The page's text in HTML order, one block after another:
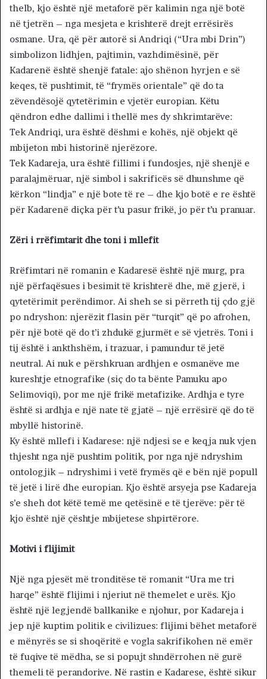
thelb, kjo është një metaforë për kalimin nga një botë
në tjetrën – nga mesjeta e krishterë drejt errësirës
osmane. Ura, që për autorë si Andriqi (“Ura mbi Drin”)
simbolizon lidhjen, pajtimin, vazhdimësinë, për
Kadarenë është shenjë fatale: ajo shënon hyrjen e së
keqes, të pushtimit, të “frymës orientale” që do ta
zëvendësojë qytetërimin e vjetër europian. Këtu
qëndron edhe dallimi i thellë mes dy shkrimtarëve:
Tek Andriqi, ura është dëshmi e kohës, një objekt që
mbijeton mbi historinë njerëzore.
Tek Kadareja, ura është fillimi i fundosjes, një shenjë e
paralajmëruar, një simbol i sakrificës së dhunshme që
kërkon “lindja” e një bote të re – dhe kjo botë e re është
për Kadarenë diçka për t’u pasur frikë, jo për t’u pranuar.
Zëri i rrëfimtarit dhe toni i mllefit
Rrëfimtari në romanin e Kadaresë është një murg, pra
një përfaqësues i besimit të krishterë dhe, më gjerë, i
qytetërimit perëndimor. Ai sheh se si përreth tij çdo gjë
po ndryshon: njerëzit flasin për “turqit” që po afrohen,
për një botë që do t’i zhdukë gjurmët e së vjetrës. Toni i
tij është i ankthshëm, i trazuar, i pamundur të jetë
neutral. Ai nuk e përshkruan ardhjen e osmanëve me
kureshtje etnografike (siç do ta bënte Pamuku apo
Selimoviqi), por me një frikë metafizike. Ardhja e tyre
është si ardhja e një nate të gjatë – një errësirë që do të
mbyllë historinë.
Ky është mllefi i Kadarese: një ndjesi se e keqja nuk vjen
thjesht nga një pushtim politik, por nga një ndryshim
ontologjik – ndryshimi i vetë frymës që e bën një popull
të jetë i lirë dhe europian. Kjo është arsyeja pse Kadareja
s’e sheh dot këtë temë me qetësinë e të tjerëve: për të
kjo është një çështje mbijetese shpirtërore.
Motivi i flijimit
Një nga pjesët më tronditëse të romanit “Ura me tri
harqe” është flijimi i njeriut në themelet e urës. Kjo
është një legjendë ballkanike e njohur, por Kadareja i
jep një kuptim politik e civilizues: flijimi bëhet metaforë
e mënyrës se si shoqëritë e vogla sakrifikohen në emër
të fuqive të mëdha, se si popujt shndërrohen në gurë
themeli të perandorive. Në rastin e Kadarese, është sikur